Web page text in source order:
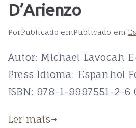
D’Arienzo
PorPublicado emPublicado em
Autor: Michael Lavocah
Press Idioma: Espanhol
ISBN: 978-1-9997551-2-6
Ler mais